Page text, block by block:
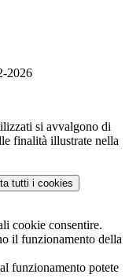
2026
si avvalgono di
finalità illustrate nella
tutti i cookies
cookie consentire.
il funzionamento della
funzionamento potete